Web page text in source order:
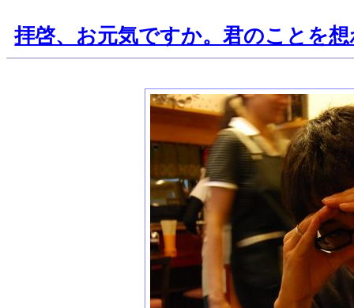
拝啓、お元気ですか。君のことを